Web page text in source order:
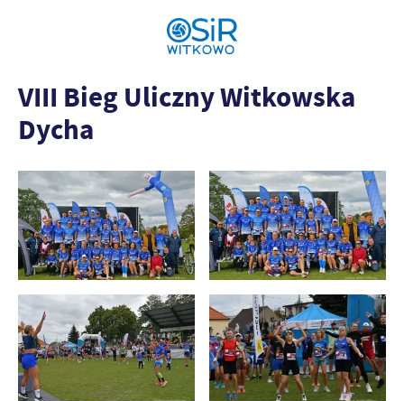
VIII Bieg Uliczny Witkowska
Dycha